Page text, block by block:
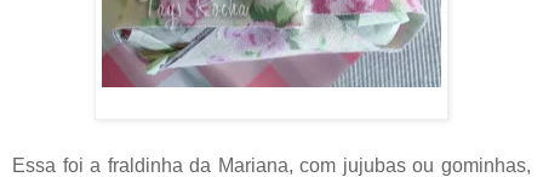
Essa foi a fraldinha da Mariana, com jujubas ou gominhas,